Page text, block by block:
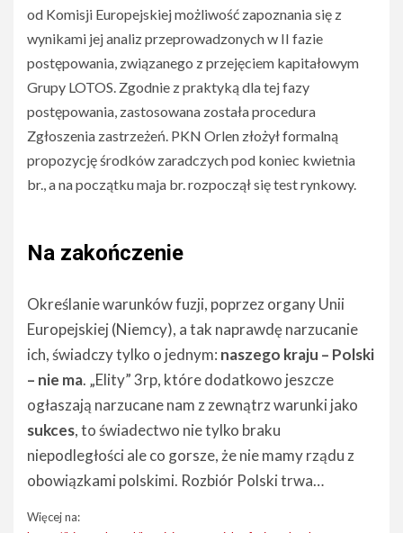
od Komisji Europejskiej możliwość zapoznania się z
wynikami jej analiz przeprowadzonych w II fazie
postępowania, związanego z przejęciem kapitałowym
Grupy LOTOS. Zgodnie z praktyką dla tej fazy
postępowania, zastosowana została procedura
Zgłoszenia zastrzeżeń. PKN Orlen złożył formalną
propozycję środków zaradczych pod koniec kwietnia
br., a na początku maja br. rozpoczął się test rynkowy.
Na zakończenie
Określanie warunków fuzji, poprzez organy Unii
Europejskiej (Niemcy), a tak naprawdę narzucanie
ich, świadczy tylko o jednym: naszego kraju – Polski
– nie ma. „Elity” 3rp, które dodatkowo jeszcze
ogłaszają narzucane nam z zewnątrz warunki jako
sukces, to świadectwo nie tylko braku
niepodległości ale co gorsze, że nie mamy rządu z
obowiązkami polskimi. Rozbiór Polski trwa…
Więcej na: